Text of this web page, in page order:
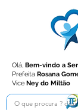
Olá, Bem-vindo a
Prefeita Rosana
Vice Ney do Miltão